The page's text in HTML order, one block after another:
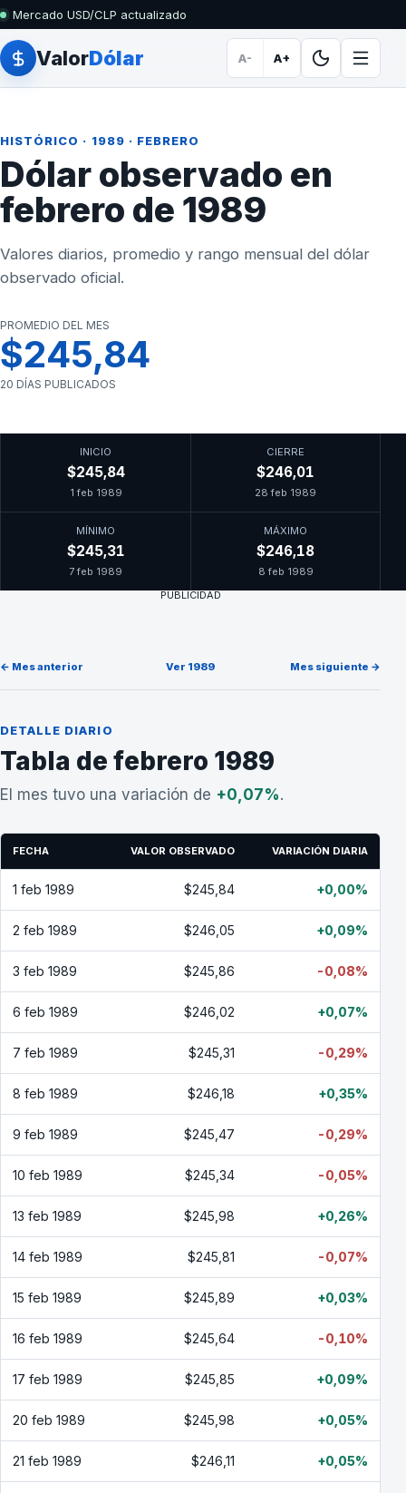
Mercado USD/CLP actualizado
ValorDólar A- A+
HISTÓRICO · 1989 · FEBRERO
Dólar observado en
febrero de 1989
Valores diarios, promedio y rango mensual del dólar
observado oficial.
PROMEDIO DEL MES
$245,84
20 DÍAS PUBLICADOS
INICIO
$245,84
1 feb 1989
CIERRE
$246,01
28 feb 1989
MÍNIMO
$245,31
7 feb 1989
MÁXIMO
$246,18
8 feb 1989
PUBLICIDAD
← Mes anterior Ver 1989 Mes siguiente →
DETALLE DIARIO
Tabla de febrero 1989
El mes tuvo una variación de +0,07%.
FECHA VALOR OBSERVADO VARIACIÓN DIARIA
1 feb 1989 $245,84 +0,00%
2 feb 1989 $246,05 +0,09%
3 feb 1989 $245,86 -0,08%
6 feb 1989 $246,02 +0,07%
7 feb 1989 $245,31 -0,29%
8 feb 1989 $246,18 +0,35%
9 feb 1989 $245,47 -0,29%
10 feb 1989 $245,34 -0,05%
13 feb 1989 $245,98 +0,26%
14 feb 1989 $245,81 -0,07%
15 feb 1989 $245,89 +0,03%
16 feb 1989 $245,64 -0,10%
17 feb 1989 $245,85 +0,09%
20 feb 1989 $245,98 +0,05%
21 feb 1989 $246,11 +0,05%